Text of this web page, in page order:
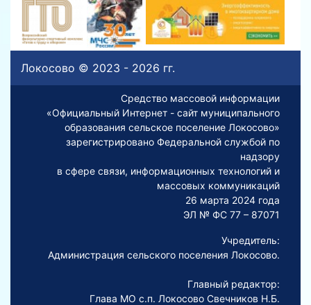
Локосово © 2023 - 2026 гг.
Средство массовой информации
«Официальный Интернет - сайт муниципального
образования сельское поселение Локосово»
зарегистрировано Федеральной службой по
надзору
в сфере связи, информационных технологий и
массовых коммуникаций
26 марта 2024 года
ЭЛ № ФС 77 – 87071
Учредитель:
Администрация сельского поселения Локосово.
Главный редактор:
Глава МО с.п. Локосово Свечников Н.Б.